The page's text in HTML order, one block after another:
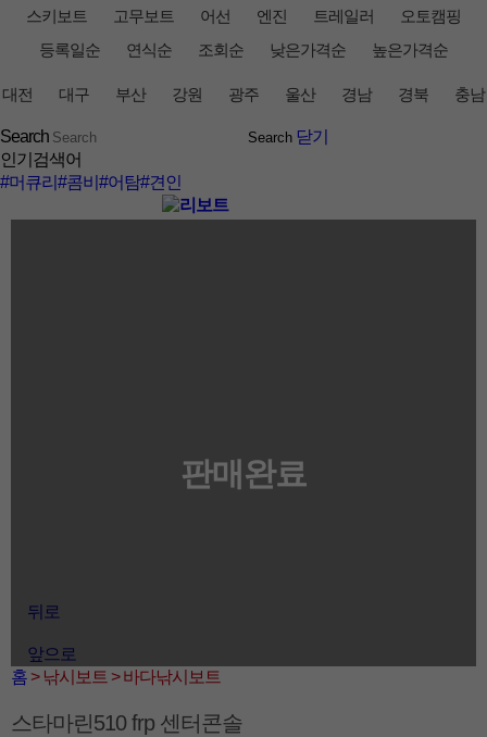
스키보트 고무보트 어선 엔진 트레일러
오토캠핑
등록일순
연식순 조회순 낮은가격순 높은가격순
대전 대구 부산 강원 광주 울산 경남 경북 충남
Search
닫기
인기검색어
#머큐리 #콤비 #어탐#견인
판매완료
뒤로
앞으로
홈 > 낚시보트 > 바다낚시보트
스타마린510 frp 센터콘솔